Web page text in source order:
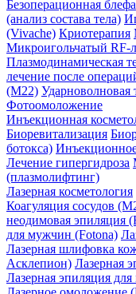
Безоперационная
(анализ состава тела)
(Vivache) Криотерапия
Микроигольчатый RF-
Плазмодинамическая
лечение после
(M22)
Фотоомоложение
Инъекционная
Биоревитализация
ботокса)
Лечение гипергидроза
(плазмолифтинг)
Лазерная косметология
Коагуляция сосудов
неодимовая эпиляция
для мужчин (Fotona)
Лазерная шлифовка
Асклепион) Лазерная
Лазерная эпиляция